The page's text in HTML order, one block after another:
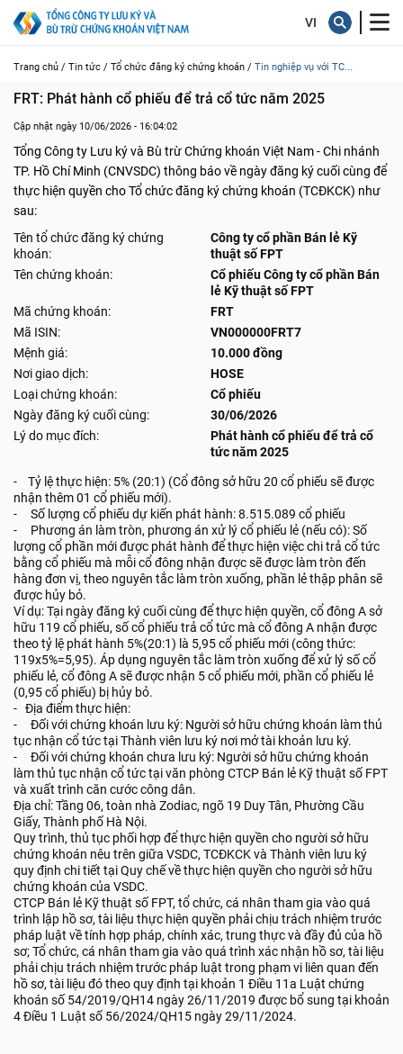
Trang chủ / Tin tức / Tổ chức đăng ký chứng khoán / Tin nghiệp vụ với TC...
FRT: Phát hành cổ phiếu để trả cổ tức năm 2025
Cập nhật ngày 10/06/2026 - 16:04:02
Tổng Công ty Lưu ký và Bù trừ Chứng khoán Việt Nam - Chi nhánh
TP. Hồ Chí Minh (CNVSDC) thông báo về ngày đăng ký cuối cùng để
thực hiện quyền cho Tổ chức đăng ký chứng khoán (TCĐKCK) như
sau:
Tên tổ chức đăng ký chứng
khoán:
Công ty cổ phần Bán lẻ Kỹ
thuật số FPT
Tên chứng khoán:
Cổ phiếu Công ty cổ phần Bán
lẻ Kỹ thuật số FPT
Mã chứng khoán:
FRT
Mã ISIN:
VN000000FRT7
Mệnh giá:
10.000 đồng
Nơi giao dịch:
HOSE
Loại chứng khoán:
Cổ phiếu
Ngày đăng ký cuối cùng:
30/06/2026
Lý do mục đích:
Phát hành cổ phiếu để trả cổ
tức năm 2025
- Tỷ lệ thực hiện: 5% (20:1) (Cổ đông sở hữu 20 cổ phiếu sẽ được
nhận thêm 01 cổ phiếu mới).
- Số lượng cổ phiếu dự kiến phát hành: 8.515.089 cổ phiếu
- Phương án làm tròn, phương án xử lý cổ phiếu lẻ (nếu có): Số
lượng cổ phần mới được phát hành để thực hiện việc chi trả cổ tức
bằng cổ phiếu mà mỗi cổ đông nhận được sẽ được làm tròn đến
hàng đơn vị, theo nguyên tắc làm tròn xuống, phần lẻ thập phân sẽ
được hủy bỏ.
Ví dụ: Tại ngày đăng ký cuối cùng để thực hiện quyền, cổ đông A sở
hữu 119 cổ phiếu, số cổ phiếu trả cổ tức mà cổ đông A nhận được
theo tỷ lệ phát hành 5%(20:1) là 5,95 cổ phiếu mới (công thức:
119x5%=5,95). Áp dụng nguyên tắc làm tròn xuống để xử lý số cổ
phiếu lẻ, cổ đông A sẽ được nhận 5 cổ phiếu mới, phần cổ phiếu lẻ
(0,95 cổ phiếu) bị hủy bỏ.
- Địa điểm thực hiện:
- Đối với chứng khoán lưu ký: Người sở hữu chứng khoán làm thủ
tục nhận cổ tức tại Thành viên lưu ký nơi mở tài khoản lưu ký.
- Đối với chứng khoán chưa lưu ký: Người sở hữu chứng khoán
làm thủ tục nhận cổ tức tại văn phòng CTCP Bán lẻ Kỹ thuật số FPT
và xuất trình căn cước công dân.
Địa chỉ: Tầng 06, toàn nhà Zodiac, ngõ 19 Duy Tân, Phường Cầu
Giấy, Thành phố Hà Nội.
Quy trình, thủ tục phối hợp để thực hiện quyền cho người sở hữu
chứng khoán nêu trên giữa VSDC, TCĐKCK và Thành viên lưu ký
quy định chi tiết tại Quy chế về thực hiện quyền cho người sở hữu
chứng khoán của VSDC.
CTCP Bán lẻ Kỹ thuật số FPT, tổ chức, cá nhân tham gia vào quá
trình lập hồ sơ, tài liệu thực hiện quyền phải chịu trách nhiệm trước
pháp luật về tính hợp pháp, chính xác, trung thực và đầy đủ của hồ
sơ; Tổ chức, cá nhân tham gia vào quá trình xác nhận hồ sơ, tài liệu
phải chịu trách nhiệm trước pháp luật trong phạm vi liên quan đến
hồ sơ, tài liệu đó theo quy định tại khoản 1 Điều 11a Luật chứng
khoán số 54/2019/QH14 ngày 26/11/2019 được bổ sung tại khoản
4 Điều 1 Luật số 56/2024/QH15 ngày 29/11/2024.